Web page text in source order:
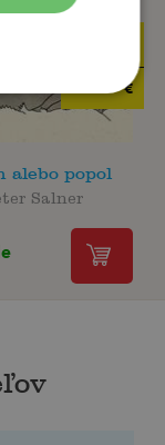
€
alebo popol
Salner